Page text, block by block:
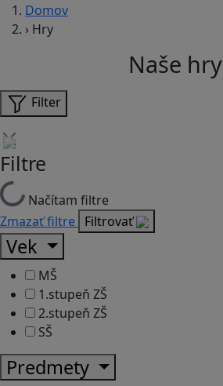
Domov
› Hry
Naše hry
Filter
Filtre
Načítam filtre
Zmazať filtre Filtrovať
Vek
MŠ
1.stupeň ZŠ
2.stupeň ZŠ
SŠ
Predmety